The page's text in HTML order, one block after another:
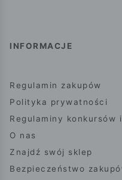
INFORMACJE
Regulamin zakupów
Polityka prywatności
Regulaminy konkursów
O nas
Znajdź swój sklep
Bezpieczeństwo